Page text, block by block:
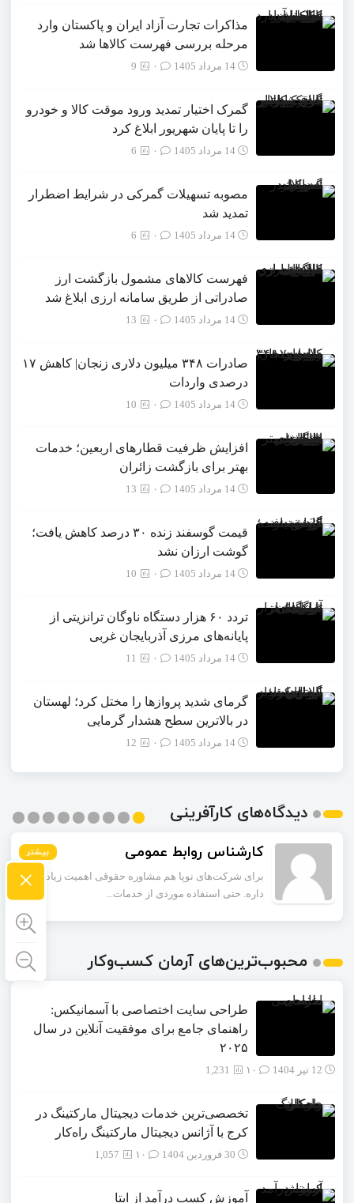
مذاکرات تجارت آزاد ایران و پاکستان وارد
مرحله بررسی فهرست کالاها شد
14 مرداد 1405 9
گمرک اختیار تمدید ورود موقت کالا و خودرو
را تا پایان شهریور ابلاغ کرد
14 مرداد 1405 6
مصوبه تسهیلات گمرکی در شرایط اضطرار
تمدید شد
14 مرداد 1405 6
فهرست کالاهای مشمول بازگشت ارز
صادراتی از طریق سامانه ارزی ابلاغ شد
14 مرداد 1405 13
صادرات ۳۴۸ میلیون دلاری زنجان| ‌کاهش ۱۷
درصدی واردات
14 مرداد 1405 10
افزایش ظرفیت قطارهای اربعین؛ خدمات
بهتر برای بازگشت زائران
14 مرداد 1405 13
قیمت گوسفند زنده ۳۰ درصد کاهش یافت؛
گوشت ارزان نشد
14 مرداد 1405 10
تردد ۶۰ هزار دستگاه ناوگان ترانزیتی از
پایانه‌های مرزی آذربایجان ‌غربی
14 مرداد 1405 11
گرمای شدید پروازها را مختل کرد؛ لهستان
در بالاترین سطح هشدار گرمایی
14 مرداد 1405 12
دیدگاه‌های کارآفرینی
کارشناس روابط عمومی بیشتر
برای شرکت‌های نوپا هم مشاوره حقوقی اهمیت زیادی
داره. حتی استفاده موردی از خدمات...
حاجی پور بیشتر
اگر یک شرکت تازه‌تأسیس باشه و بودجه محدودی داشته
باشه، باز هم داشتن وکیل شرکت ضر...
بیشتر
بیشتر
بیشتر
بیشتر
بیشتر
بیشتر
بیشتر
محبوب‌ترین‌های آرمان کسب‌وکار
طراحی سایت اختصاصی با آسمانیکس:
راهنمای جامع برای موفقیت آنلاین در سال
۲۰۲۵
12 تیر 1404 1,231
تخصصی‌ترین خدمات دیجیتال مارکتینگ در
کرج با آژانس دیجیتال مارکتینگ راه‌کار
30 فروردین 1404 1,057
آموزش کسب درآمد از ایتا
×